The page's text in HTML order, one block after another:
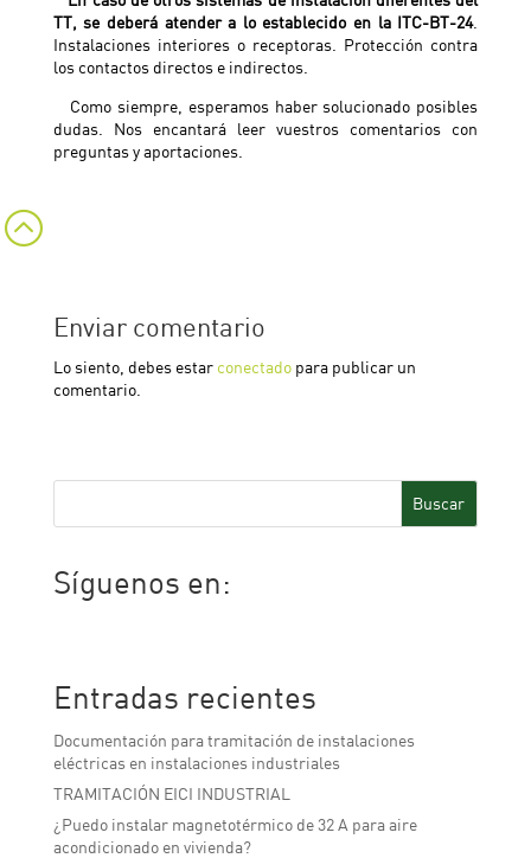
TT, se deberá atender a lo establecido en la ITC-BT-24.
Instalaciones interiores o receptoras. Protección contra
los contactos directos e indirectos.
Como siempre, esperamos haber solucionado posibles
dudas. Nos encantará leer vuestros comentarios con
preguntas y aportaciones.
Enviar comentario
Lo siento, debes estar conectadopara publicar un
comentario.
Buscar
Síguenos en:
Entradas recientes
Documentación para tramitación de instalaciones
eléctricas en instalaciones industriales
TRAMITACIÓN EICI INDUSTRIAL
¿Puedo instalar magnetotérmico de 32 A para aire
acondicionado en vivienda?
: